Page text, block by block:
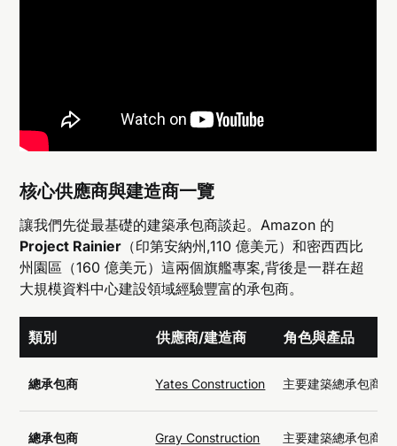
核心供應商與建造商一覽
讓我們先從最基礎的建築承包商談起。Amazon 的
Project Rainier （印第安納州,110 億美元）和密西西比
州園區（160 億美元）這兩個旗艦專案,背後是一群在超
大規模資料中心建設領域經驗豐富的承包商。
類別 供應商/建造商 角色與產品
總承包商 Yates Construction 主要建築總承包商
總承包商 Gray Construction 主要建築總承包商